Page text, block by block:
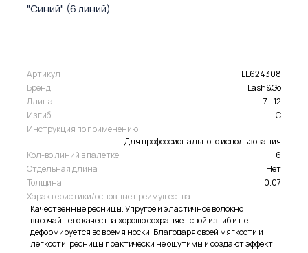
"Синий" (6 линий)
Артикул
LL624308
Бренд
Lash&Go
Длина
7—12
Изгиб
C
Инструкция по применению
Для профессионального использования
Кол-во линий в палетке
6
Отдельная длина
Нет
Толщина
0.07
Характеристики/основные преимущества
Качественные ресницы. Упругое и эластичное волокно
высочайшего качества хорошо сохраняет свой изгиб и не
деформируется во время носки. Благодаря своей мягкости и
лёгкости, ресницы практически не ощутимы и создают эффект